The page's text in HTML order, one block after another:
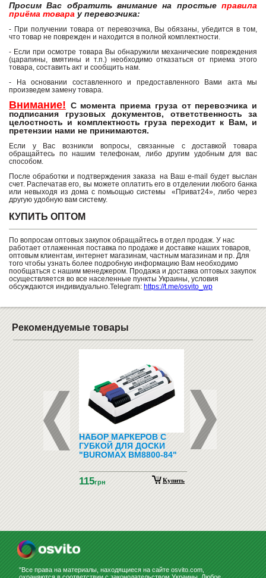
Просим Вас обратить внимание на простые правила
приёма товара у перевозчика:
- При получении товара от перевозчика, Вы обязаны, убедится в том,
что товар не поврежден и находится в полной комплектности.
- Если при осмотре товара Вы обнаружили механические повреждения
(царапины, вмятины и т.п.) необходимо отказаться от приема этого
товара, составить акт и сообщить нам.
- На основании составленного и предоставленного Вами акта мы
произведем замену товара.
Внимание! С момента приема груза от перевозчика и
подписания грузовых документов, ответственность за
целостность и комплектность груза переходит к Вам, и
претензии нами не принимаются.
Если у Вас возникли вопросы, связанные с доставкой товара
обращайтесь по нашим телефонам, либо другим удобным для вас
способом.
После обработки и подтверждения заказа на Ваш e-mail будет выслан
счет. Распечатав его, вы можете оплатить его в отделении любого банка
или невыходя из дома с помьощью системы «Приват24», либо через
другую удобную вам систему.
КУПИТЬ ОПТОМ
По вопросам оптовых закупок обращайтесь в отдел продаж. У нас
работает отлаженная поставка по продаже и доставке наших товаров,
оптовым клиентам, интернет магазинам, частным магазинам и пр. Для
того чтобы узнать более подробную информацию Вам необходимо
пообщаться с нашим менеджером. Продажа и доставка оптовых закупок
осуществляется во все населенные пункты Украины, условия
обсуждаются индивидуально.Telegram: https://t.me/osvito_wp
Рекомендуемые товары
СМАРТ-ЧАСЫ -
SMART WATCH
НАБОР МАРКЕРОВ С
ГУБКОЙ ДЛЯ ДОСКИ
"BUROMAX BM8800-84"
115грн Купить
КОМПЛЕКТ ПАРТА
СТУЛЬЯ «OSVITO
"Все права на материалы, находящиеся на сайте osvito.com,